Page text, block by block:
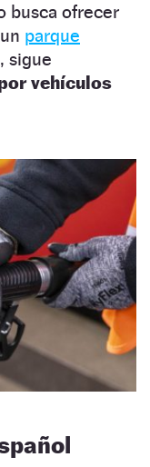
busca ofrecer
parque
sigue
vehículos